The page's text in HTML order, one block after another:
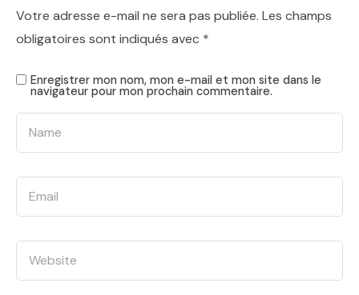
Votre adresse e-mail ne sera pas publiée. Les champs
obligatoires sont indiqués avec *
Enregistrer mon nom, mon e-mail et mon site dans le
navigateur pour mon prochain commentaire.